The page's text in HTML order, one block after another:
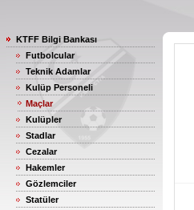
KTFF Bilgi Bankası
Futbolcular
Teknik Adamlar
Kulüp Personeli
Maçlar
Kulüpler
Stadlar
Cezalar
Hakemler
Gözlemciler
Statüler